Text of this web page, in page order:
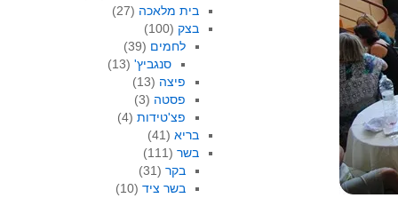
בית מלאכה (27)
בצק(100)
לחמים (39)
סנגביץ'(13)
פיצה (13)
פסטה (3)
פצ'טידות (4)
בריא(41)
בשר(111)
בקר (31)
בשר ציד (10)